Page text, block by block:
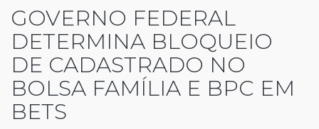
navegação
GOVERNO FEDERAL
DETERMINA BLOQUEIO
DE CADASTRADO NO
BOLSA FAMÍLIA E BPC EM
BETS